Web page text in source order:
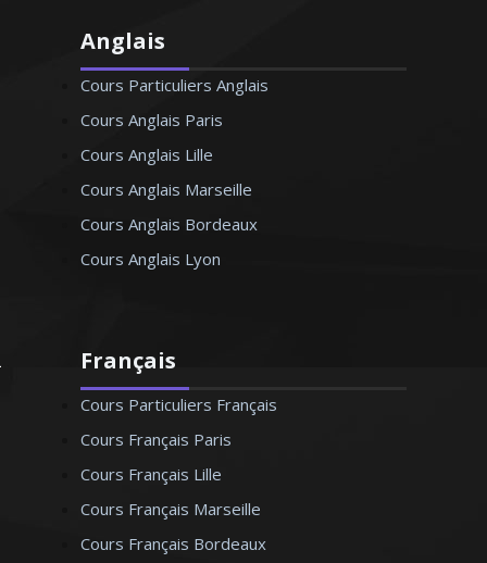
Anglais
Cours Particuliers Anglais
Cours Anglais Paris
Cours Anglais Lille
Cours Anglais Marseille
Cours Anglais Bordeaux
Cours Anglais Lyon
Français
Cours Particuliers Français
Cours Français Paris
Cours Français Lille
Cours Français Marseille
Cours Français Bordeaux